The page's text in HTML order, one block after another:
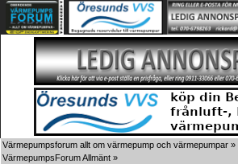
Värmepumpsforum allt om värmepump och värmepumpar »
VärmepumpsForum Allmänt »